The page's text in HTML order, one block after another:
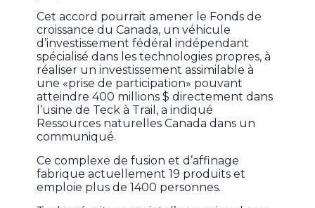
Cet accord pourrait amener le Fonds de
croissance du Canada, un véhicule
d’investissement fédéral indépendant
spécialisé dans les technologies propres, à
réaliser un investissement assimilable à
une «prise de participation» pouvant
atteindre 400 millions $ directement dans
l’usine de Teck à Trail, a indiqué
Ressources naturelles Canada dans un
communiqué.
Ce complexe de fusion et d’affinage
fabrique actuellement 19 produits et
emploie plus de 1400 personnes.